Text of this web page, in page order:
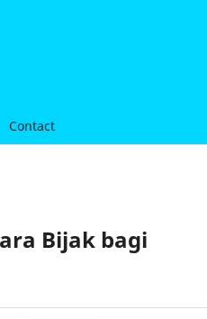
Contact
Bijak bagi